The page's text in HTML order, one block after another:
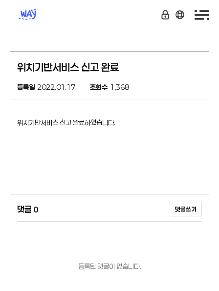
위치기반서비스 신고 완료
등록일 2022.01.17 조회수 1,368
위치기반서비스 신고 완료하였습니다.
댓글 0 댓글쓰기
등록된 댓글이 없습니다.